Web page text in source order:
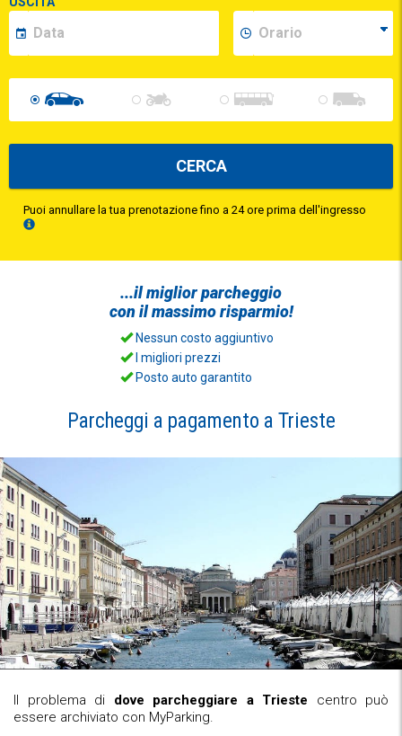
CERCA
Puoi annullare la tua prenotazione fino a 24 ore prima dell'ingresso
...ilmiglior parcheggio
con ilmassimo risparmio!
Nessun costo aggiuntivo
I migliori prezzi
Posto auto garantito
Parcheggi a pagamento a Trieste
Il problema di dove parcheggiare a Trieste centro può
essere archiviato con MyParking.